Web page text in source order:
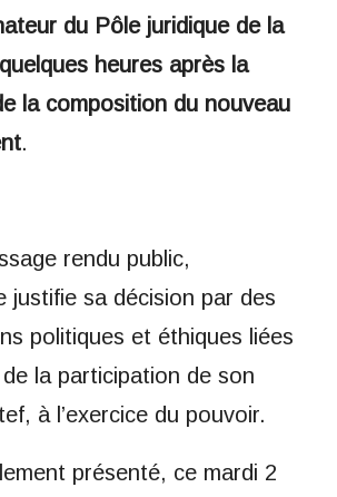
du Pôle juridique de la
heures après la
la composition du nouveau
.
rendu public,
justifie sa décision par des
politiques et éthiques liées
de la participation de son
à l’exercice du pouvoir.
présenté, ce mardi 2